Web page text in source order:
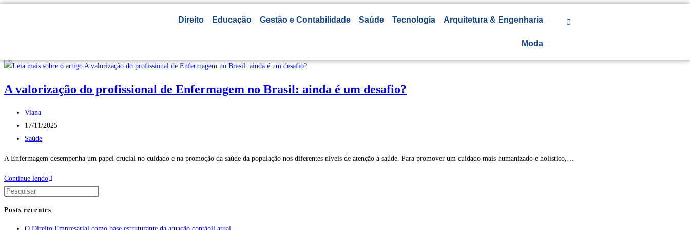
Direito Educação Gestão e Contabilidade Saúde Tecnologia Arquitetura & Engenharia
Moda
A valorização do profissional de Enfermagem no Brasil: ainda é um desafio?
Viana
17/11/2025
Saúde
A Enfermagem desempenha um papel crucial no cuidado e na promoção da saúde da população nos diferentes níveis de atenção à saúde. Para promover um cuidado mais humanizado e holístico,…
Continue lendo
Posts recentes